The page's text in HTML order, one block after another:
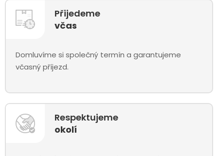
Přijedeme
včas
Domluvíme si společný termín a garantujeme
včasný příjezd.
Respektujeme
okolí